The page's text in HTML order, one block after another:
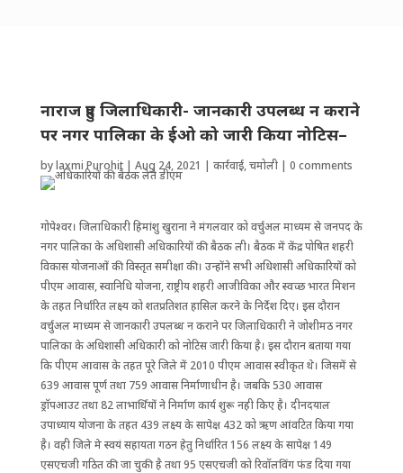
नाराज हुए जिलाधिकारी- जानकारी उपलब्ध न कराने
पर नगर पालिका के ईओ को जारी किया नोटिस–
bylaxmi Purohit| Aug 24, 2021 | कार्रवाई,चमोली| 0 comments
गोपेश्वर। जिलाधिकारी हिमांशु खुराना ने मंगलवार को वर्चुअल माध्यम से जनपद के
नगर पालिका के अधिशासी अधिकारियों की बैठक ली। बैठक में केंद्र पोषित शहरी
विकास योजनाओं की विस्तृत समीक्षा की। उन्होंने सभी अधिशासी अधिकारियों को
पीएम आवास, स्वानिधि योजना, राष्ट्रीय शहरी आजीविका और स्वच्छ भारत मिशन
के तहत निर्धारित लक्ष्य को शतप्रतिशत हासिल करने के निर्देश दिए। इस दौरान
वर्चुअल माध्यम से जानकारी उपलब्ध न कराने पर जिलाधिकारी ने जोशीमठ नगर
पालिका के अधिशासी अधिकारी को नोटिस जारी किया है। इस दौरान बताया गया
कि पीएम आवास के तहत पूरे जिले में 2010 पीएम आवास स्वीकृत थे। जिसमें से
639 आवास पूर्ण तथा 759 आवास निर्माणाधीन है। जबकि 530 आवास
ड्राॅपआउट तथा 82 लाभार्थियों ने निर्माण कार्य शुरू नही किए है। दीनदयाल
उपाध्याय योजना के तहत 439 लक्ष्य के सापेक्ष 432 को ऋण आंवटित किया गया
है। वही जिले मे स्वयं सहायता गठन हेतु निर्धारित 156 लक्ष्य के सापेक्ष 149
एसएचजी गठित की जा चुकी है तथा 95 एसएचजी को रिवाॅलविंग फंड दिया गया